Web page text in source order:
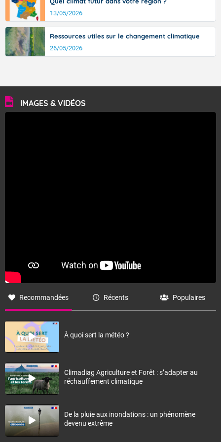
13/05/2026
Ressources utiles sur le changement climatique
26/05/2026
IMAGES & VIDÉOS
Recommandées Récents Populaires
À quoi sert la météo ?
Climadiag Agriculture et Forêt : s’adapter au
réchauffement climatique
De la pluie aux inondations : un phénomène
devenu extrême